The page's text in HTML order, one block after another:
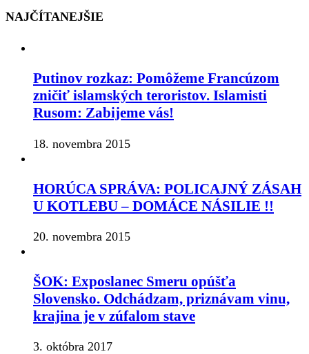
NAJČÍTANEJŠIE
Putinov rozkaz: Pomôžeme Francúzom
zničiť islamských teroristov. Islamisti
Rusom: Zabijeme vás!
18. novembra 2015
HORÚCA SPRÁVA: POLICAJNÝ ZÁSAH
U KOTLEBU – DOMÁCE NÁSILIE !!
20. novembra 2015
ŠOK: Exposlanec Smeru opúšťa
Slovensko. Odchádzam, priznávam vinu,
krajina je v zúfalom stave
3. októbra 2017